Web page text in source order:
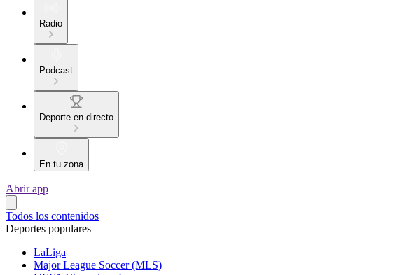
Radio
Podcast
Deporte en directo
En tu zona
Abrir app
Todos los contenidos
Deportes populares
LaLiga
Major League Soccer (MLS)